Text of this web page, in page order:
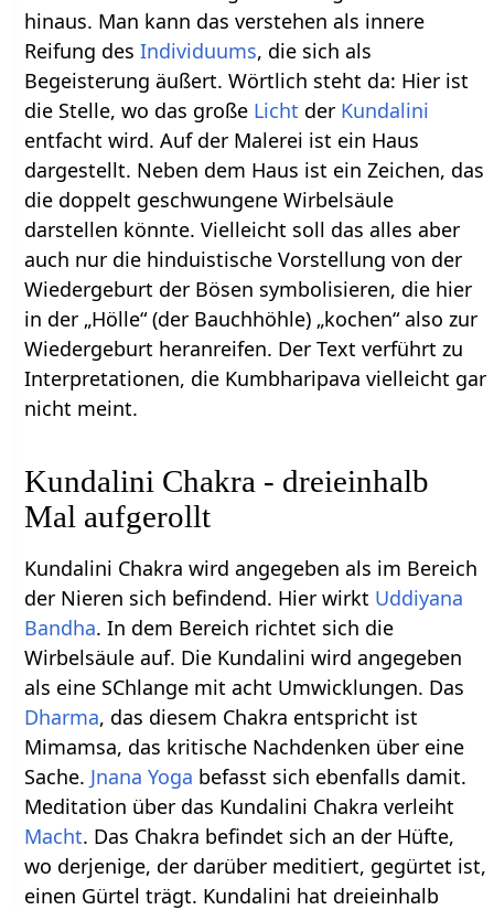
hinaus. Man kann das verstehen als innere
Reifung desIndividuums, die sich als
Begeisterung äußert. Wörtlich steht da: Hier ist
die Stelle, wo das große Licht der Kundalini
entfacht wird. Auf der Malerei ist ein Haus
dargestellt. Neben dem Haus ist ein Zeichen, das
die doppelt geschwungene Wirbelsäule
darstellen könnte. Vielleicht soll das alles aber
auch nur die hinduistische Vorstellung von der
Wiedergeburt der Bösen symbolisieren, die hier
in der „Hölle“ (der Bauchhöhle) „kochen“ also zur
Wiedergeburt heranreifen. Der Text verführt zu
Interpretationen, die Kumbharipava vielleicht gar
nicht meint.
Kundalini Chakra - dreieinhalb
Mal aufgerollt
Kundalini Chakra wird angegeben als im Bereich
der Nieren sich befindend. Hier wirkt Uddiyana
Bandha. In dem Bereich richtet sich die
Wirbelsäule auf. Die Kundalini wird angegeben
als eine SChlange mit acht Umwicklungen. Das
Dharma, das diesem Chakra entspricht ist
Mimamsa, das kritische Nachdenken über eine
Sache. Jnana Yoga befasst sich ebenfalls damit.
Meditation über das Kundalini Chakra verleiht
Macht. Das Chakra befindet sich an der Hüfte,
wo derjenige, der darüber meditiert, gegürtet ist,
einen Gürtel trägt. Kundalini hat dreieinhalb